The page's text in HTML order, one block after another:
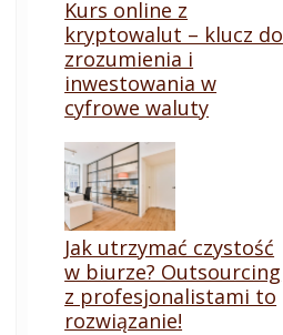
Kurs online z
kryptowalut – klucz do
zrozumienia i
inwestowania w
cyfrowe waluty
Jak utrzymać czystość
w biurze? Outsourcing
z profesjonalistami to
rozwiązanie!